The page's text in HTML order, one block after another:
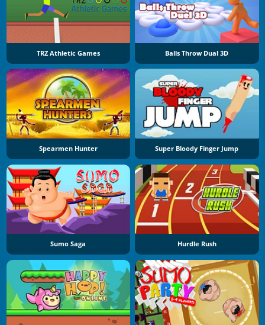
TRZ Athletic Games Balls Throw Dual 3D
Spearmen Hunter Super Bloody Finger Jump
Sumo Saga Hurdle Rush